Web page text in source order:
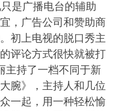
是广播电台的辅助
，广告公司和赞助商
初上电视的脱口秀主
评论方式很快就被打
主持了一档不同于新
腕》，主持人和几位
一起，用一种轻松愉